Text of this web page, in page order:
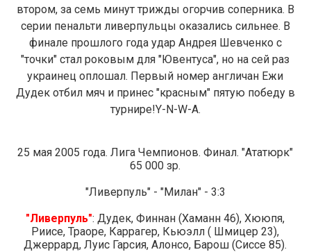
втором, за семь минут трижды огорчив соперника. В
серии пенальти ливерпульцы оказались сильнее. В
финале прошлого года удар Андрея Шевченко с
"точки" стал роковым для "Ювентуса", но на сей раз
украинец оплошал. Первый номер англичан Ежи
Дудек отбил мяч и принес "красным" пятую победу в
турнире!Y-N-W-A.
25 мая 2005 года. Лига Чемпионов. Финал. "Ататюрк"
65 000 зр.
"Ливерпуль" - "Милан" - 3:3
"Ливерпуль": Дудек, Финнан (Хаманн 46), Хююпя,
Риисе, Траоре, Каррагер, Кьюэлл ( Шмицер 23),
Джеррард, Луис Гарсия, Алонсо, Барош (Сиссе 85).